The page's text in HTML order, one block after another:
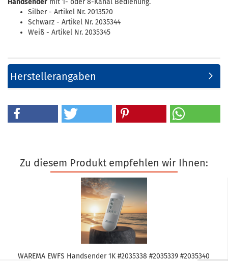
Handsender mit 1- oder 8-Kanal Bedienung.
Silber - Artikel Nr. 2013520
Schwarz - Artikel Nr. 2035344
Weiß - Artikel Nr. 2035345
Herstellerangaben
Zu diesem Produkt empfehlen wir Ihnen:
WA­RE­MA EWFS Hand­sen­der 1K #2035338 #2035339 #2035340